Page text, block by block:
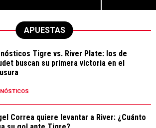
APUESTAS
Tigre vs. River Plate: los de
buscan su primera victoria en el
Correa quiere levantar a River: ¿Cuánto